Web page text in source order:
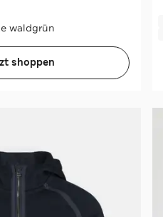
waldgrün
shoppen